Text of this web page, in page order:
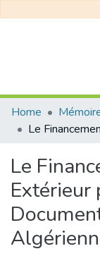
Communities &
All of DSpace
Statistics
Home
Le
Extérieur